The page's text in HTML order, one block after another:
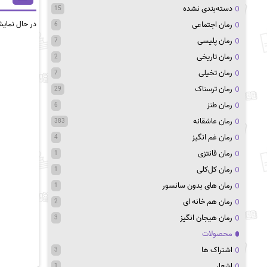
در حال
دسته‌بندی نشده
15
رمان اجتماعی 6
رمان پلیسی 7
رمان تاریخی 2
رمان تخیلی 7
رمان ترسناک 29
رمان طنز 6
رمان عاشقانه 383
رمان غم انگیز 4
رمان فانتزی 1
رمان کل‌کلی 1
رمان های بدون سانسور 1
رمان هم خانه ای 2
رمان هیجان انگیز 3
محصولات
اشتراک ها
3